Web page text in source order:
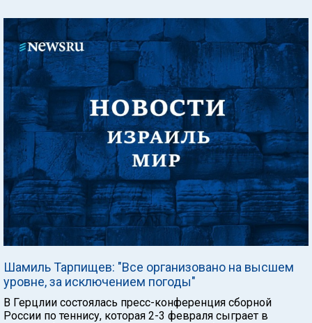
Шамиль Тарпищев: "Все организовано на высшем
уровне, за исключением погоды"
В Герцлии состоялась пресс-конференция сборной
России по теннису, которая 2-3 февраля сыграет в